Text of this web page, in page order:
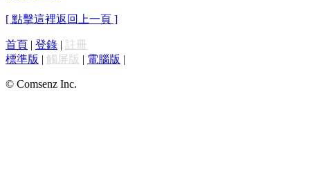
[ 點擊這裡返回上一頁 ]
首頁 | 登錄 | 註冊
標準版 | 觸屏版 | 電腦版 |
© Comsenz Inc.